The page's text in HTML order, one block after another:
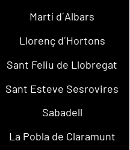
Martí d´Albars
Llorenç d´Hortons
Sant Feliu de Llobregat
Sant Esteve Sesrovires
Sabadell
La Pobla de Claramunt